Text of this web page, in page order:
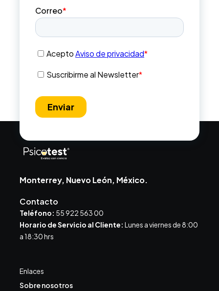
Monterrey, Nuevo León, México.
Contacto
Teléfono: 55 922 563 00
Horario de Servicio al Cliente: Lunes a viernes de 8:00
a 18:30 hrs
Enlaces
Sobre nosotros